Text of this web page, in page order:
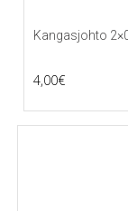
Kangasjohto
4,00€